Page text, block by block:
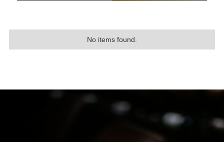
No items found.